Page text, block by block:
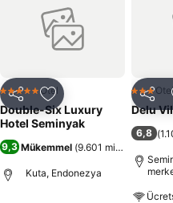
Paylaş Favorilerime ekle
5 Yıldız Otel
Double-Six Luxury
Hotel Seminyak
9,3 Mükemmel (9.601 misafir puanı
Kuta, Endonezya
Paylaş
3 YıldızOtel
Delu
6,8 (